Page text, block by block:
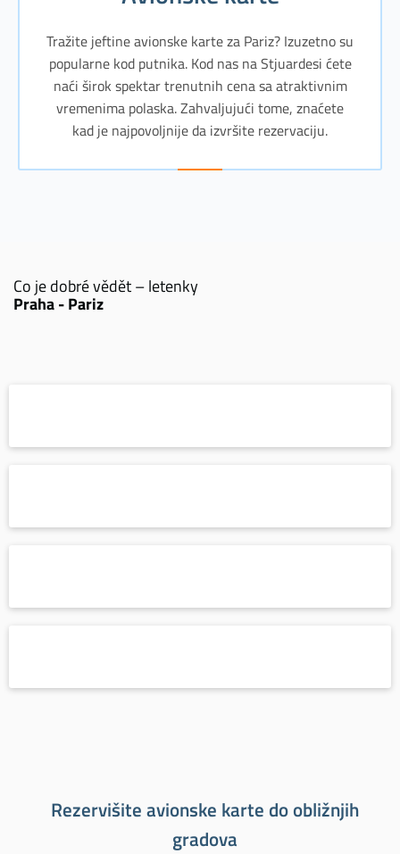
Tražite jeftine avionske karte za Pariz? Izuzetno su
popularne kod putnika. Kod nas na Stjuardesi ćete
naći širok spektar trenutnih cena sa atraktivnim
vremenima polaska. Zahvaljujući tome, znaćete
kad je najpovoljnije da izvršite rezervaciju.
Co je dobré vědět – letenky
Praha - Pariz
Rezervišite avionske karte do obližnjih
gradova